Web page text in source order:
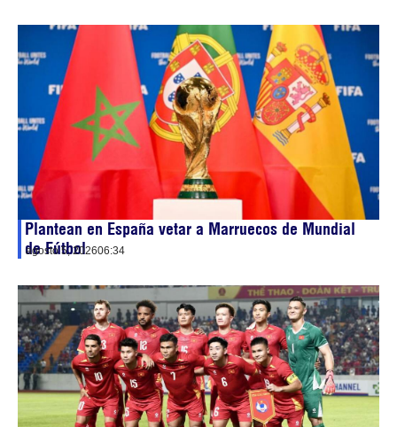
Plantean en España vetar a Marruecos de Mundial
de Fútbol
agosto 5, 202606:34